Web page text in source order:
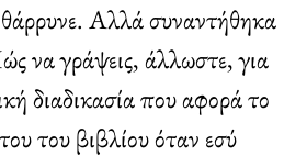
Αλλά συναντήθηκα
να γράψεις, άλλωστε, για
διαδικασία που αφορά το
του βιβλίου όταν εσύ